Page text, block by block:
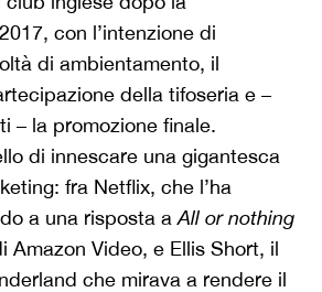
con l’intenzione di
di ambientamento, il
della tifoseria e –
– la promozione finale.
di innescare una gigantesca
fra Netflix, che l’ha
a una risposta aAll or nothing
Amazon Video, e Ellis Short, il
che mirava a rendere il